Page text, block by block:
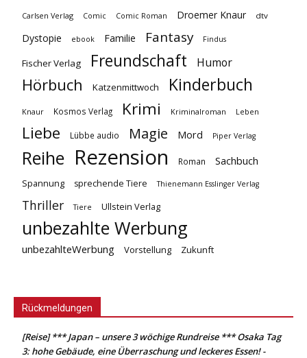
Carlsen Verlag Comic Comic Roman Droemer Knaur dtv
Dystopie ebook Familie Fantasy Findus
Fischer Verlag Freundschaft Humor
Hörbuch Katzenmittwoch Kinderbuch
Knaur Kosmos Verlag Krimi Kriminalroman Leben
Liebe Lübbe audio Magie Mord Piper Verlag
Reihe Rezension Roman Sachbuch
Spannung sprechende Tiere Thienemann Esslinger Verlag
Thriller Tiere Ullstein Verlag
unbezahlte Werbung
unbezahlteWerbung Vorstellung Zukunft
Rückmeldungen
[Reise] *** Japan – unsere 3 wöchige Rundreise *** Osaka Tag
3: hohe Gebäude, eine Überraschung und leckeres Essen! -